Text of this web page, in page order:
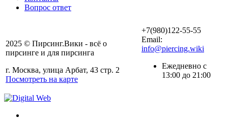
Вопрос ответ
2025 © Пирсинг.Вики - всё о
пирсинге и для пирсинга
г. Москва, улица Арбат, 43 стр. 2
Посмотреть на карте
+7(980)122-55-55
Email:
info@piercing.wiki
Ежедневно с
13:00 до 21:00